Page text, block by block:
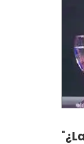
"